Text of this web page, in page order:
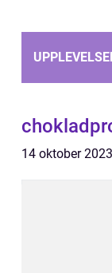
14 oktober 2023